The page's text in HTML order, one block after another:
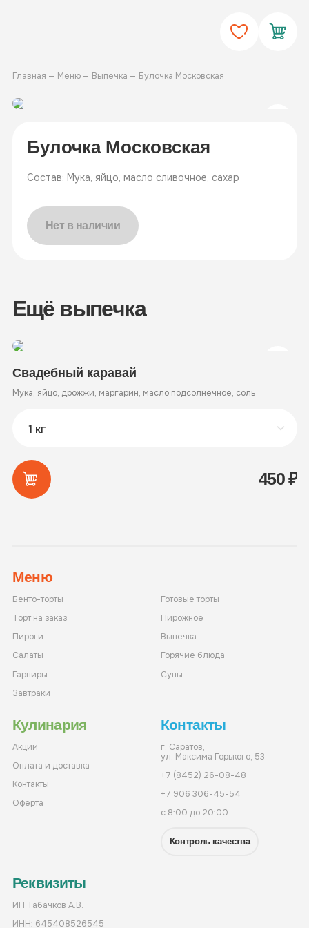
Главная Меню Выпечка Булочка Московская
Булочка Московская
Состав: Мука, яйцо, масло сливочное, сахар
Нет в наличии
Ещё выпечка
Свадебный каравай
Мука, яйцо, дрожжи, маргарин, масло подсолнечное, соль
450₽
Меню
Бенто-торты
Готовые торты
Торт на заказ
Пирожное
Пироги
Выпечка
Салаты
Горячие блюда
Гарниры
Супы
Завтраки
Кулинария
Акции
Оплата и доставка
Контакты
Оферта
Контакты
г. Саратов,
ул. Максима Горького, 53
+7 (8452) 26-08-48
+7 906 306-45-54
с 8:00 до 20:00
Контроль качества
Реквизиты
ИП Табачков А.В.
ИНН: 645408526545